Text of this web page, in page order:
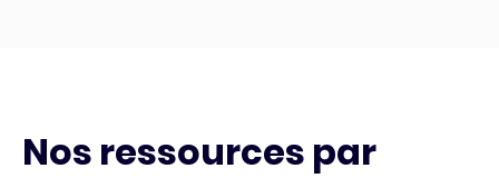
Nos ressources par